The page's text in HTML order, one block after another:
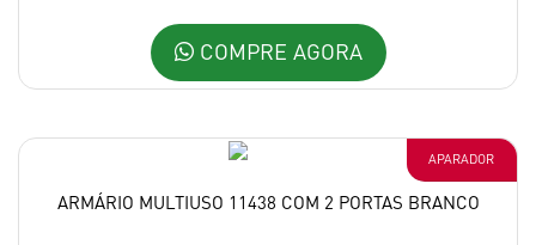
COMPRE AGORA
APARADOR
ARMÁRIO MULTIUSO 11438 COM 2 PORTAS BRANCO